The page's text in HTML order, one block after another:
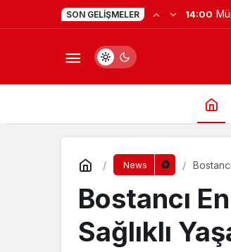
SON GELIŞMELER 0:23
News
Bostancı
Sağlıklı